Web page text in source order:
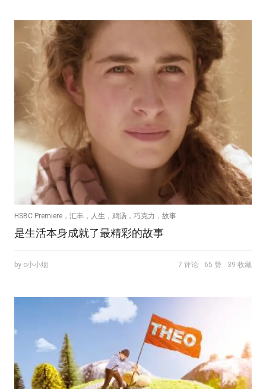
HSBC Premiere，汇丰，人生，鸡汤，巧克力，故事
是生活本身成就了最精彩的故事
by c小小烟 7 评论 65 赞 39 收藏